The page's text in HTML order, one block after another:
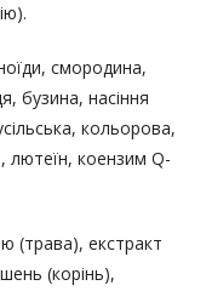
смородина,
бузина, насіння
кольорова,
лютеїн, коензим Q-
(трава), екстракт
(корінь),